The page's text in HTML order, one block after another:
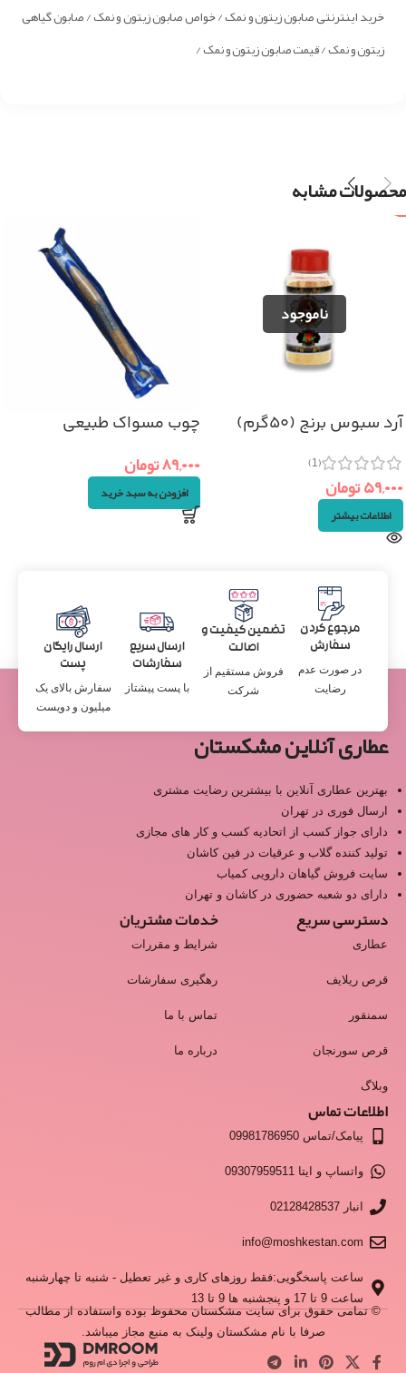
خرید اینترنتی صابون زیتون و نمک / خواص صابون زیتون و نمک / صابون گیاهی
زیتون و نمک / قیمت صابون زیتون و نمک /
محصولات مشابه
آرد سبوس برنج (۵۰گرم)
(1)
۵۹,۰۰۰تومان
اطلاعات بیشتر
چوب مسواک طبیعی
۸۹,۰۰۰تومان
افزودن به سبد خرید
مرجوع کردن
سفارش
در صورت عدم
رضایت
تضمین کیفیت و
اصالت
فروش مستقیم از
شرکت
ارسال سریع
سفارشات
با پست پیشتاز
ارسال رایگان
پست
سفارش بالای یک
میلیون و دویست
عطاری آنلاین مشکستان
بهترین عطاری آنلاین با بیشترین رضایت مشتری
ارسال فوری در تهران
دارای جواز کسب از اتحادیه کسب و کار های مجازی
تولید کننده گلاب و عرقیات در فین کاشان
سایت فروش گیاهان دارویی کمیاب
دارای دو شعبه حضوری در کاشان و تهران
دسترسی سریع
عطاری
قرص ریلایف
سمنقور
قرص سورنجان
وبلاگ
خدمات مشتریان
شرایط و مقررات
رهگیری سفارشات
تماس با ما
درباره ما
اطلاعات تماس
پیامک/تماس 09981786950
واتساپ و ایتا 09307959511
انبار 02128428537
info@moshkestan.com
ساعت پاسخگویی:فقط روزهای کاری و غیر تعطیل - شنبه تا چهارشنبه
ساعت 9 تا 17 و پنجشنبه ها 9 تا 13
© تمامی حقوق برای سایت مشکستان محفوظ بوده واستفاده از مطالب
صرفا با نام مشکستان ولینک به منبع مجاز میباشد.